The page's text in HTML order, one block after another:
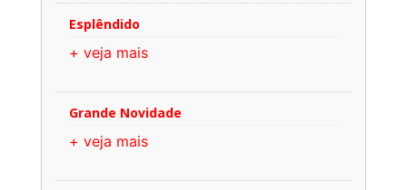
Esplêndido
+ veja mais
Grande Novidade
+ veja mais